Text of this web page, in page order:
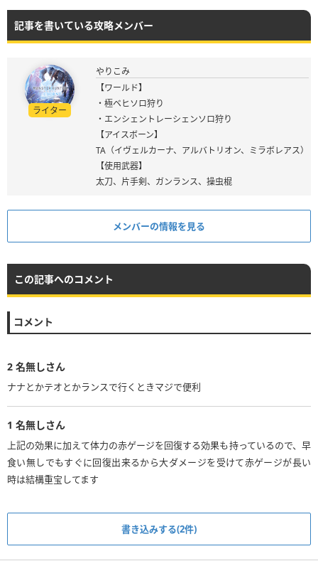
記事を書いている攻略メンバー
ライター
やりこみ
【ワールド】
・極ベヒソロ狩り
・エンシェントレーシェンソロ狩り
【アイスボーン】
TA（イヴェルカーナ、アルバトリオン、ミラボレアス）
【使用武器】
太刀、片手剣、ガンランス、操虫棍
メンバーの情報を見る
この記事へのコメント
コメント
2 名無しさん
ナナとかテオとかランスで行くときマジで便利
1 名無しさん
上記の効果に加えて体力の赤ゲージを回復する効果も持っているので、早
食い無しでもすぐに回復出来るから大ダメージを受けて赤ゲージが長い
時は結構重宝してます
書き込みする(2件)